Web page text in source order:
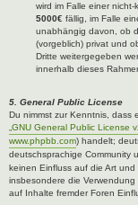
wird im Falle einer
5000€ fällig, im Falle
unabhängig davon, ob
(vorgeblich) privat und
Dritte weitergegeben
innerhalb dieses
5. General Public License
Du nimmst zur Kenntnis, dass
„GNU General Public License
www.phpbb.com) handelt;
deutschsprachige Community
keinen Einfluss auf die Art
insbesondere die
auf Inhalte fremder Foren